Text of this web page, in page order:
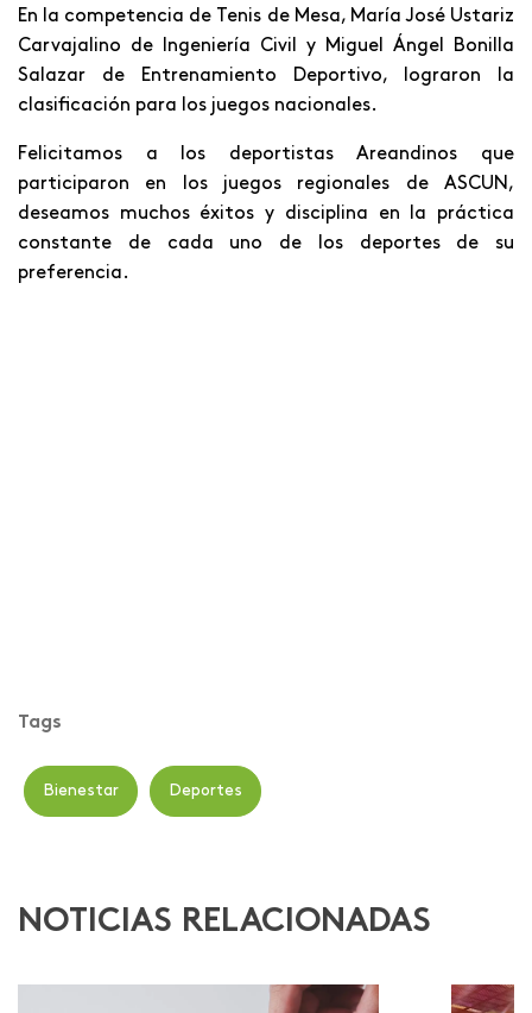
En la competencia de Tenis de Mesa, María José Ustariz
Carvajalino de Ingeniería Civil y Miguel Ángel Bonilla
Salazar de Entrenamiento Deportivo, lograron la
clasificación para los juegos nacionales.
Felicitamos a los deportistas Areandinos que
participaron en los juegos regionales de ASCUN,
deseamos muchos éxitos y disciplina en la práctica
constante de cada uno de los deportes de su
preferencia.
Tags
Bienestar Deportes
NOTICIAS RELACIONADAS